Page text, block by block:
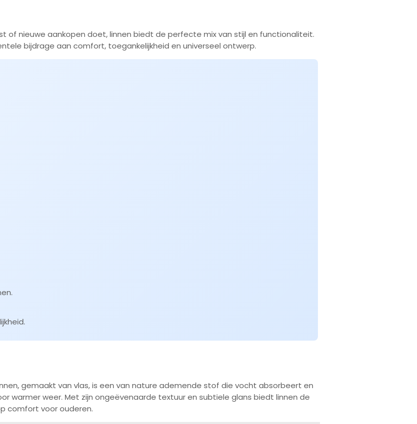
of nieuwe aankopen doet, linnen biedt de perfecte mix van stijl en functionaliteit.
bijdrage aan comfort, toegankelijkheid en universeel ontwerp.
gemaakt van vlas, is een van nature ademende stof die vocht absorbeert en
warmer weer. Met zijn ongeëvenaarde textuur en subtiele glans biedt linnen de
comfort voor ouderen.